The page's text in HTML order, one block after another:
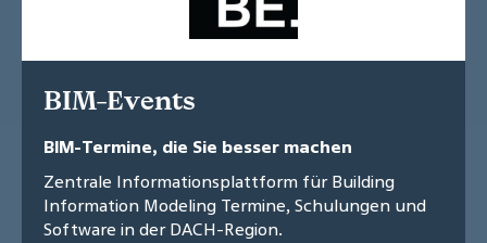
BIM-Events
BIM-Termine, die Sie besser machen
Zentrale Informationsplattform für Building
Information Modeling Termine, Schulungen und
Software in der DACH-Region.